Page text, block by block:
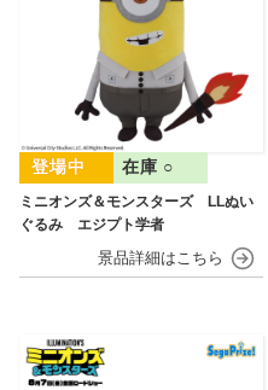
ミニオンズ＆モンスターズ LLぬい
ぐるみ エジプト学者
在庫 ○